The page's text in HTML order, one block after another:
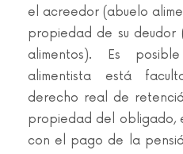
el acreedor (abuelo
propiedad de su
alimentos). Es
alimentista está
derecho real de
propiedad del obligado,
con el pago de la